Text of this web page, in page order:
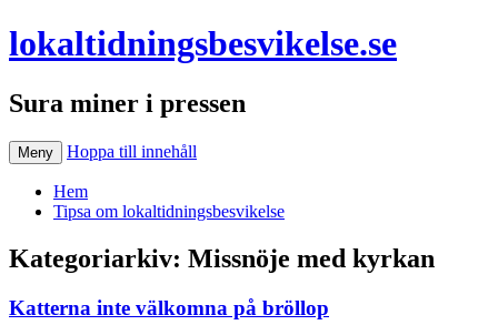
lokaltidningsbesvikelse.se
Sura miner i pressen
Meny Hoppa till innehåll
Hem
Tipsa om lokaltidningsbesvikelse
Kategoriarkiv: Missnöje med kyrkan
Katterna inte välkomna på bröllop